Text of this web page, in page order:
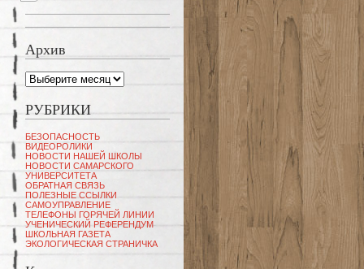
Архив
Архив
РУБРИКИ
БЕЗОПАСНОСТЬ
ВИДЕОРОЛИКИ
НОВОСТИ НАШЕЙ ШКОЛЫ
НОВОСТИ САМАРСКОГО
УНИВЕРСИТЕТА
ОБРАТНАЯ СВЯЗЬ
ПОЛЕЗНЫЕ ССЫЛКИ
САМОУПРАВЛЕНИЕ
ТЕЛЕФОНЫ ГОРЯЧЕЙ ЛИНИИ
УЧЕНИЧЕСКИЙ РЕФЕРЕНДУМ
ШКОЛЬНАЯ ГАЗЕТА
ЭКОЛОГИЧЕСКАЯ СТРАНИЧКА